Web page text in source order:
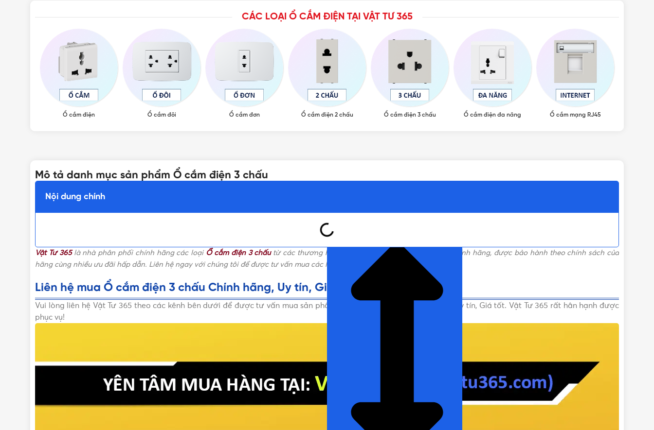
CÁC LOẠI Ổ CẮM ĐIỆN TẠI VẬT TƯ 365
Ổ cắm điện Ổ cắm đôi Ổ cắm đơn Ổ cắm điện 2 chấu Ổ cắm điện 3 chấu Ổ cắm điện đa năng Ổ cắm mạng RJ45
Mô tả danh mục sản phẩm Ổ cắm điện 3 chấu
Nội dung chính
Vật Tư 365là nhà phân phối chính hãng các loại Ổ cắm điện 3 chấutừ các thương hiệu uy tín, cam kết 100% sản phẩm chính hãng, được bảo hành theo chính sách của
hãng cùng nhiều ưu đãi hấp dẫn. Liên hệ ngay với chúng tôi để được tư vấn mua các loại
Ổ cắm 3 chấu miễn phí nhé!
Liên hệ mua Ổ cắm điện 3 chấu Chính hãng, Uy tín, Giá tốt
Vui lòng liên hệ Vật Tư 365 theo các kênh bên dưới để được tư vấn mua sản phẩm Ổ cắm điện 3 chấu Chính hãng, Uy tín, Giá tốt. Vật Tư 365 rất hân hạnh được
phục vụ!